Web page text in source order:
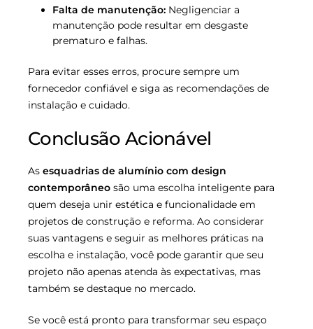
Falta de manutenção: Negligenciar a
manutenção pode resultar em desgaste
prematuro e falhas.
Para evitar esses erros, procure sempre um
fornecedor confiável e siga as recomendações de
instalação e cuidado.
Conclusão Acionável
As esquadrias de alumínio com design
contemporâneo são uma escolha inteligente para
quem deseja unir estética e funcionalidade em
projetos de construção e reforma. Ao considerar
suas vantagens e seguir as melhores práticas na
escolha e instalação, você pode garantir que seu
projeto não apenas atenda às expectativas, mas
também se destaque no mercado.
Se você está pronto para transformar seu espaço